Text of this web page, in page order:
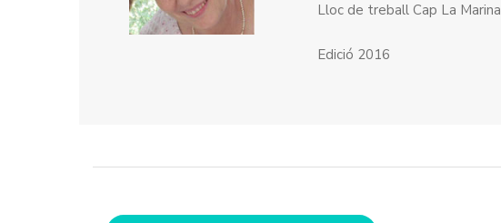
Lloc de treball Cap La Marina
Edició 2016